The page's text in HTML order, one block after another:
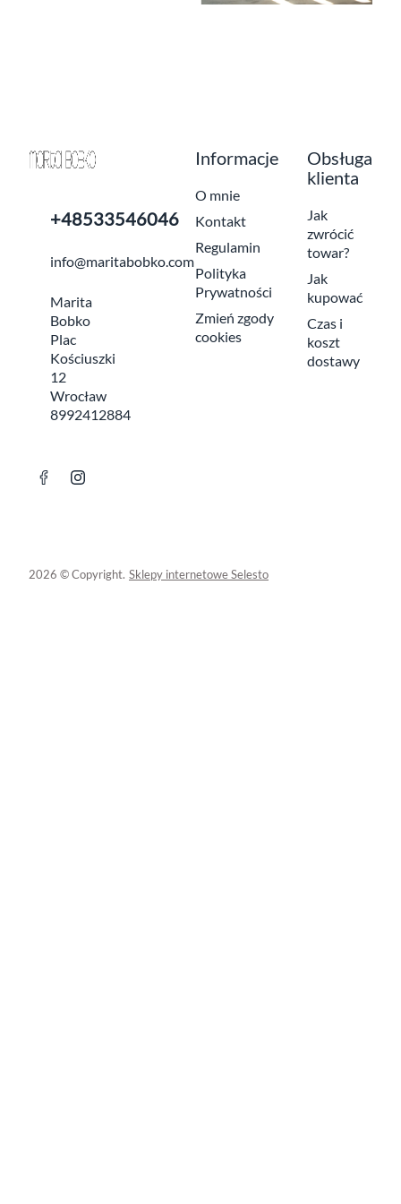
+48533546046
info@maritabobko.com
Marita
Bobko
Plac
Kościuszki
12
Wrocław
8992412884
Informacje
O mnie
Kontakt
Regulamin
Polityka
Prywatności
Zmień zgody
cookies
Obsługa
klienta
Jak
zwrócić
towar?
Jak
kupować
Czas i
koszt
dostawy
2026 © Copyright. Sklepy internetowe Selesto